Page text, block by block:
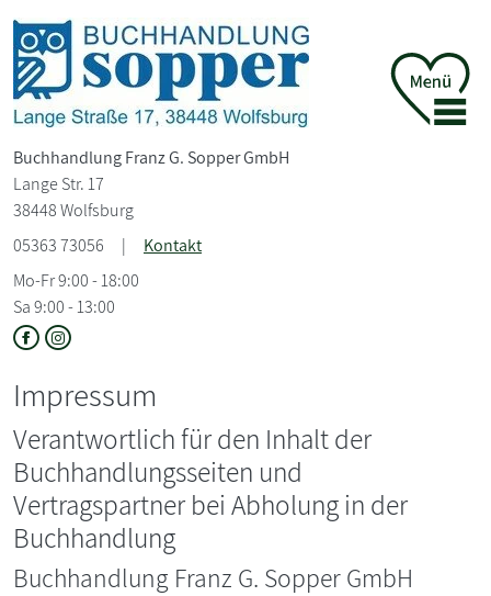
Buchhandlung Franz G. Sopper GmbH
Lange Str. 17
38448 Wolfsburg
05363 73056
|
Kontakt
Mo-Fr 9:00 - 18:00
Sa 9:00 - 13:00
Impressum
Verantwortlich für den Inhalt der
Buchhandlungsseiten und
Vertragspartner bei Abholung in der
Buchhandlung
Buchhandlung Franz G. Sopper GmbH